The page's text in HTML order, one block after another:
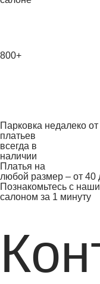
800+
Парковка недалеко
платьев
всегда в
наличии
Платья на
любой размер – от 40
Познакомьтесь с
салоном за 1 минуту